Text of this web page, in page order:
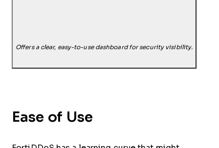
Offers a clear, easy-to-use dashboard for security visibility.
Ease of Use